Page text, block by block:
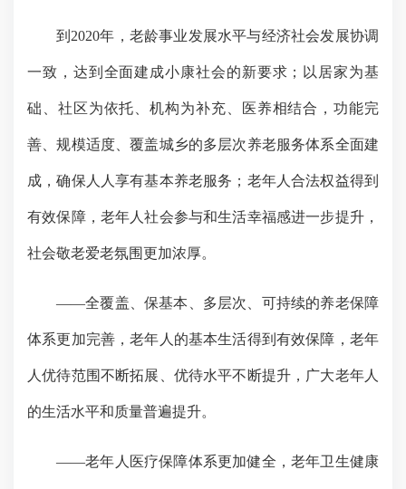
到 2020年，老龄事业发展水平与经济社会发展协调
一致，达到全面建成小康社会的新要求； 以居家为基
础、社区为依托、机构为补充、医养相结合，功能完
善、规模适度、覆盖城乡的多层次养老服务体系全面建
成，确保人人享有基本养老服务；老年人合法权益得到
有效保障，老年人社会参与和生活幸福感进一步提升 ，
社会敬老爱老氛围更加浓厚。
——全覆盖、保基本、多层次 、可持续的养老保障
体系更加完善，老年人的基本生活得到有效保障，老年
人优待范围不断拓展、优待水平不断提升，广大老年人
的生活水平和质量普遍提升。
——老年人医疗保障体系更加健全，老年卫生健康